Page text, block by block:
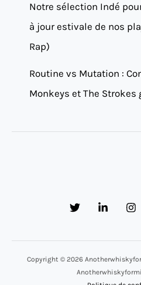
Notre sélection Indé
à jour estivale de nos
Rap)
Routine vs Mutation :
Monkeys et The
Copyright © 2026